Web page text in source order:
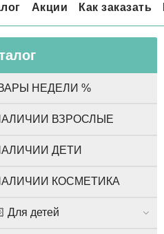
Акции Как заказать
НЕДЕЛИ %
ВЗРОСЛЫЕ
ДЕТИ
КОСМЕТИКА
Для детей